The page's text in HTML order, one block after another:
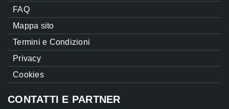
FAQ
Mappa sito
Termini e Condizioni
Privacy
Cookies
CONTATTI E PARTNER